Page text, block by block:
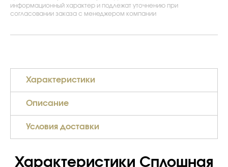
информационный характер и подлежат уточнению при
согласовании заказа с менеджером компании
Характеристики
Описание
Условия доставки
Характеристики Сплошная